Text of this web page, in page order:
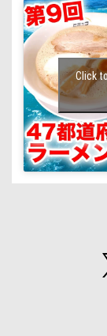
Click